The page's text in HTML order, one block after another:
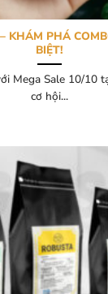
KHÁM PHÁ
BIỆT!
Mega Sale 10/10
cơ hội...